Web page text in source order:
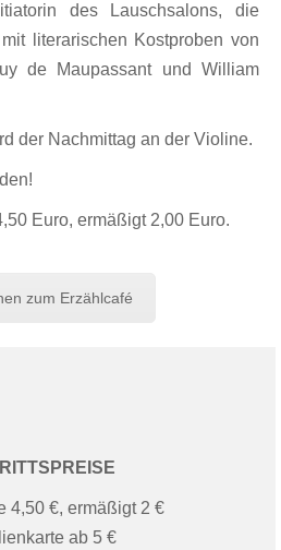
des Lauschsalons, die
literarischen Kostproben von
de Maupassant und William
der Nachmittag an der Violine.
Euro, ermäßigt 2,00 Euro.
zum Erzählcafé
4,50 €, ermäßigt 2 €
ab 5 €